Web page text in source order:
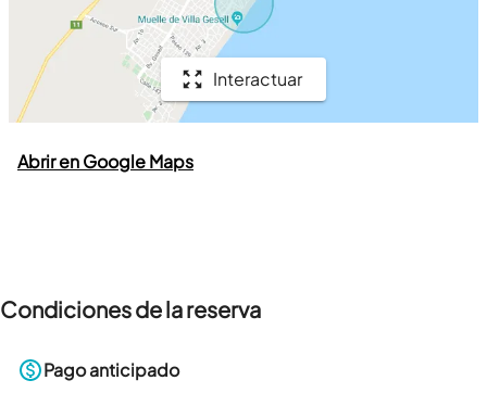
Interactuar
Abrir en Google Maps
Condiciones de la reserva
Pago anticipado